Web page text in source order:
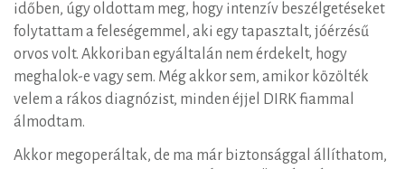
időben, úgy oldottam meg, hogy intenzív beszélgetéseket
folytattam a feleségemmel, aki egy tapasztalt, jóérzésű
orvos volt. Akkoriban egyáltalán nem érdekelt, hogy
meghalok-e vagy sem. Még akkor sem, amikor közölték
velem a rákos diagnózist, minden éjjel DIRK fiammal
álmodtam.
Akkor megoperáltak, de ma már biztonsággal állíthatom,